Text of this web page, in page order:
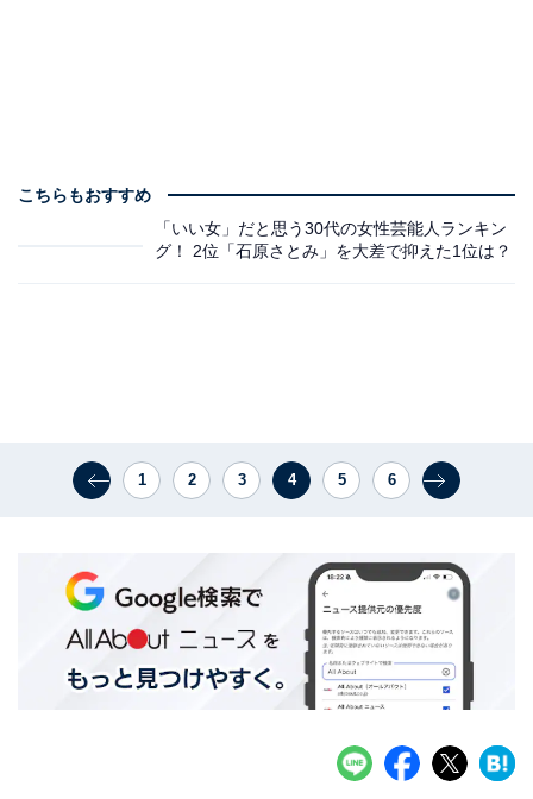
こちらもおすすめ
「いい女」だと思う30代の女性芸能人ランキン
グ！ 2位「石原さとみ」を大差で抑えた1位は？
1 2 3 4 5 6